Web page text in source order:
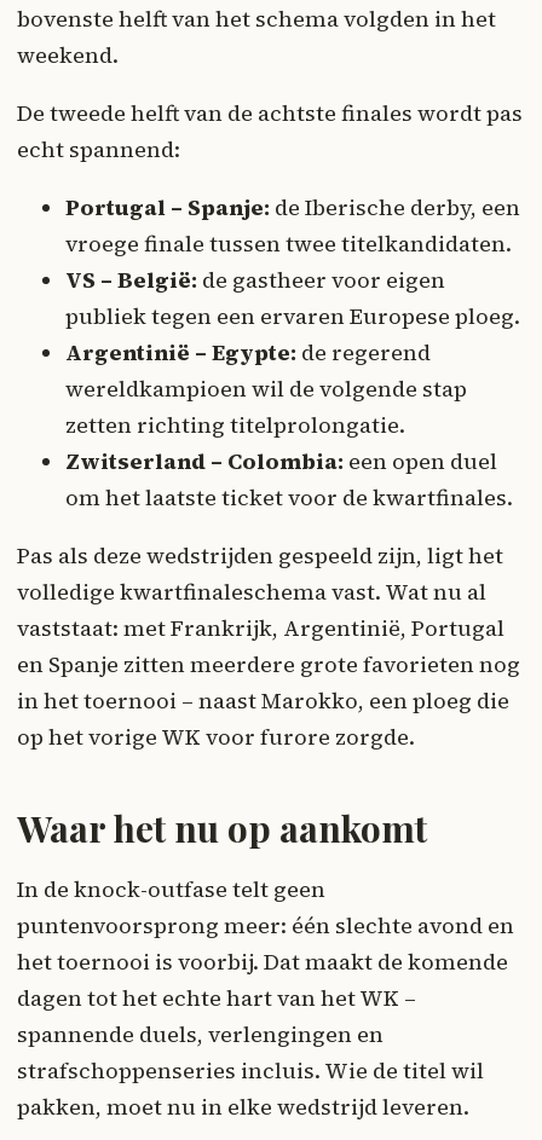
bovenste helft van het schema volgden in het
weekend.
De tweede helft van de achtste finales wordt pas
echt spannend:
Portugal – Spanje: de Iberische derby, een
vroege finale tussen twee titelkandidaten.
VS – België: de gastheer voor eigen
publiek tegen een ervaren Europese ploeg.
Argentinië – Egypte: de regerend
wereldkampioen wil de volgende stap
zetten richting titelprolongatie.
Zwitserland – Colombia: een open duel
om het laatste ticket voor de kwartfinales.
Pas als deze wedstrijden gespeeld zijn, ligt het
volledige kwartfinaleschema vast. Wat nu al
vaststaat: met Frankrijk, Argentinië, Portugal
en Spanje zitten meerdere grote favorieten nog
in het toernooi – naast Marokko, een ploeg die
op het vorige WK voor furore zorgde.
Waar het nu op aankomt
In de knock-outfase telt geen
puntenvoorsprong meer: één slechte avond en
het toernooi is voorbij. Dat maakt de komende
dagen tot het echte hart van het WK –
spannende duels, verlengingen en
strafschoppenseries incluis. Wie de titel wil
pakken, moet nu in elke wedstrijd leveren.